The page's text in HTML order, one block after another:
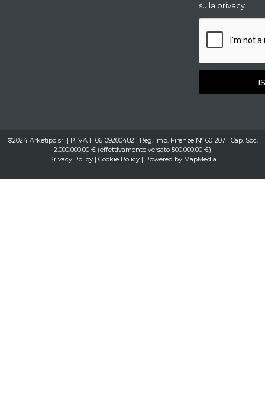
sulla privacy.
®2024 Arketipo srl | P.IVA IT06109200482 | Reg. Imp. Firenze N° 601207 | Cap. Soc.
2.000.000,00 € (effettivamente versato 500.000,00 €)
Privacy Policy| Cookie Policy| Powered by MapMedia